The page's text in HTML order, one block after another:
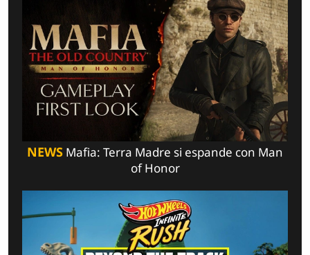
NEWS Mafia: Terra Madre si espande con Man
of Honor